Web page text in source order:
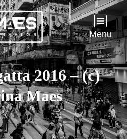
Menu
2016 – (c)
Maes